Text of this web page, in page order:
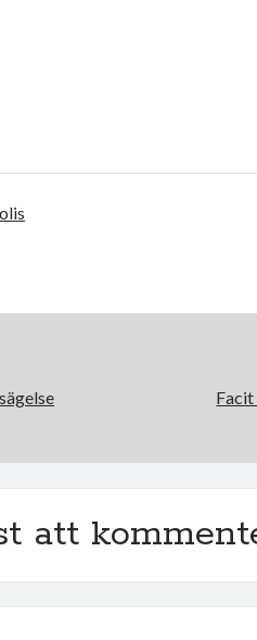
Facit
att